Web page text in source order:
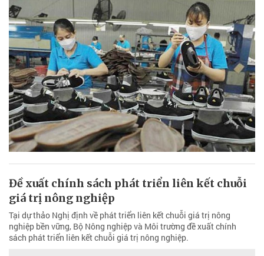
Đề xuất chính sách phát triển liên kết chuỗi
giá trị nông nghiệp
Tại dự thảo Nghị định về phát triển liên kết chuỗi giá trị nông
nghiệp bền vững, Bộ Nông nghiệp và Môi trường đề xuất chính
sách phát triển liên kết chuỗi giá trị nông nghiệp.